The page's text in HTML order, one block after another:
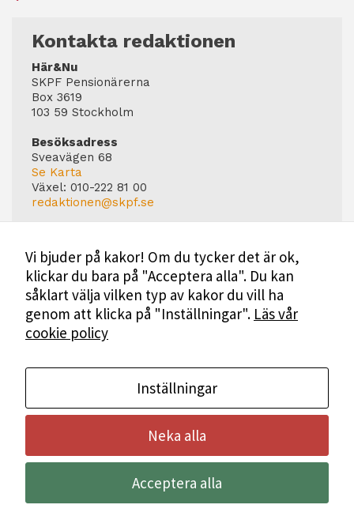
Kontakta redaktionen
Här&Nu
SKPF Pensionärerna
Box 3619
103 59 Stockholm
Besöksadress
Sveavägen 68
Se Karta
Växel: 010-222 81 00
redaktionen@skpf.se
Markus Dahlberg
Tel: 0720-88 17 17
markus.dahlberg@skpf.se
Annonsering
Swartling & Bergström Media
Birger Jarlsgatan 110
Tel: 08-545 160 60
Bli medlem i SKPF
Annonsera
Vi bjuder på kakor! Om du tycker det är ok,
klickar du bara på "Acceptera alla". Du kan
såklart välja vilken typ av kakor du vill ha
genom att klicka på "Inställningar". Läs vår
cookie policy
Inställningar
Neka alla
Acceptera alla